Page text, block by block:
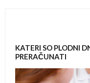
KATERI SO PLODNI
PRERAČUNATI